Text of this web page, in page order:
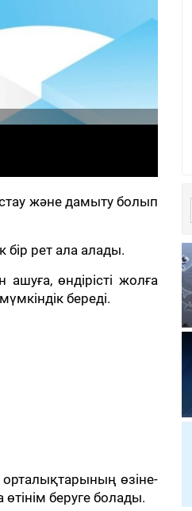
және дамыту болып
рет ала алады.
ашуға, өндірісті жолға
береді.
өзіне-
беруге болады.